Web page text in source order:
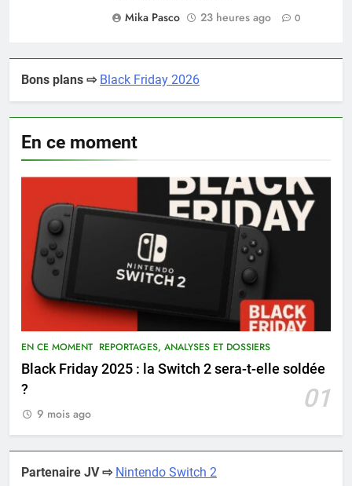
Mika Pasco
23 heures ago 0
Bons plans ⇨ Black Friday 2026
En ce moment
EN CE MOMENT REPORTAGES, ANALYSES ET DOSSIERS
Black Friday 2025 : la Switch 2 sera-t-elle soldée
?
01
9 mois ago
Partenaire JV ⇨ Nintendo Switch 2